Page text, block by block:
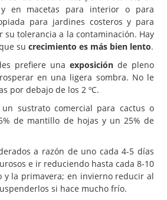
en macetas para interior o para
para jardines costeros y para
su tolerancia a la contaminación. Hay
su crecimiento es más bien lento.
prefiere una exposición de pleno
en una ligera sombra. No le
por debajo de los 2 ºC.
sustrato comercial para cactus o
de mantillo de hojas y un 25% de
a razón de uno cada 4-5 días
e ir reduciendo hasta cada 8-10
y la primavera; en invierno reducir al
si hace mucho frío.